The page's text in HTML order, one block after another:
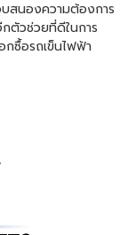
สนองความต้องการ
ตัวช่วยที่ดีในการ
กซื้อรถเข็นไฟฟ้า